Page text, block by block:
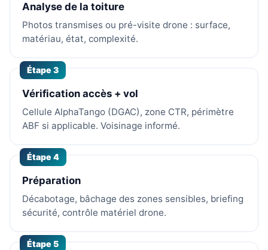
Analyse de la toiture
Photos transmises ou pré-visite drone : surface,
matériau, état, complexité.
Étape 3
Vérification accès + vol
Cellule AlphaTango (DGAC), zone CTR, périmètre
ABF si applicable. Voisinage informé.
Étape 4
Préparation
Décabotage, bâchage des zones sensibles, briefing
sécurité, contrôle matériel drone.
Étape 5